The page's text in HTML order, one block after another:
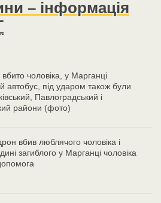
– інформація
вбито чоловіка, у Марганці
автобус, під ударом також були
Павлоградський і
райони (фото)
вбив люблячого чоловіка і
загиблого у Марганці чоловіка